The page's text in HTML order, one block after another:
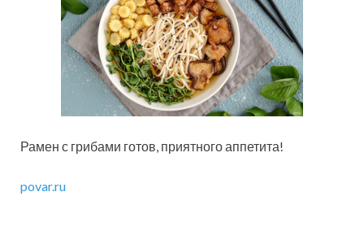
Рамен с грибами готов, приятного аппетита!
povar.ru